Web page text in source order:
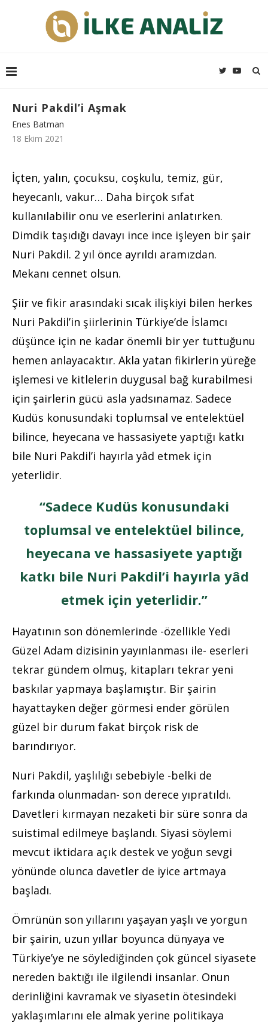
Nuri Pakdil’i Aşmak
Enes Batman
18 Ekim 2021
İçten, yalın, çocuksu, coşkulu, temiz, gür,
heyecanlı, vakur… Daha birçok sıfat
kullanılabilir onu ve eserlerini anlatırken.
Dimdik taşıdığı davayı ince ince işleyen bir şair
Nuri Pakdil. 2 yıl önce ayrıldı aramızdan.
Mekanı cennet olsun.
Şiir ve fikir arasındaki sıcak ilişkiyi bilen herkes
Nuri Pakdil’in şiirlerinin Türkiye’de İslamcı
düşünce için ne kadar önemli bir yer tuttuğunu
hemen anlayacaktır. Akla yatan fikirlerin yüreğe
işlemesi ve kitlelerin duygusal bağ kurabilmesi
için şairlerin gücü asla yadsınamaz. Sadece
Kudüs konusundaki toplumsal ve entelektüel
bilince, heyecana ve hassasiyete yaptığı katkı
bile Nuri Pakdil’i hayırla yâd etmek için
yeterlidir.
“Sadece Kudüs konusundaki
toplumsal ve entelektüel bilince,
heyecana ve hassasiyete yaptığı
katkı bile Nuri Pakdil’i hayırla yâd
etmek için yeterlidir.”
Hayatının son dönemlerinde -özellikle Yedi
Güzel Adam dizisinin yayınlanması ile- eserleri
tekrar gündem olmuş, kitapları tekrar yeni
baskılar yapmaya başlamıştır. Bir şairin
hayattayken değer görmesi ender görülen
güzel bir durum fakat birçok risk de
barındırıyor.
Nuri Pakdil, yaşlılığı sebebiyle -belki de
farkında olunmadan- son derece yıpratıldı.
Davetleri kırmayan nezaketi bir süre sonra da
suistimal edilmeye başlandı. Siyasi söylemi
mevcut iktidara açık destek ve yoğun sevgi
yönünde olunca davetler de iyice artmaya
başladı.
Ömrünün son yıllarını yaşayan yaşlı ve yorgun
bir şairin, uzun yıllar boyunca dünyaya ve
Türkiye’ye ne söylediğinden çok güncel siyasete
nereden baktığı ile ilgilendi insanlar. Onun
derinliğini kavramak ve siyasetin ötesindeki
yaklaşımlarını ele almak yerine politikaya